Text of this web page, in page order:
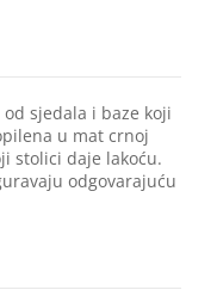
sjedala i baze koji
u mat crnoj
stolici daje lakoću.
odgovarajuću